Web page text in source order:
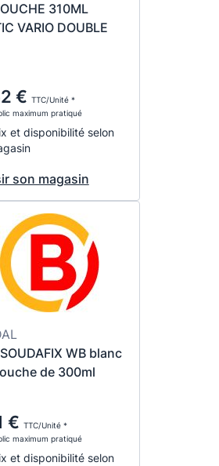
310ML
VARIO DOUBLE
€ TTC/Unité *
maximum pratiqué
et disponibilité selon
son magasin
WB blanc
de 300ml
€ TTC/Unité *
maximum pratiqué
et disponibilité selon